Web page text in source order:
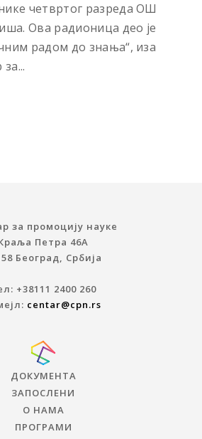
четвртог разреда ОШ
Ова радионица део је
радом до знања“, иза
за промоцију науке
Петра 46A
Београд, Србија
+38111 2400 260
centar@cpn.rs
ДОКУМЕНТА
ЗАПОСЛЕНИ
О НАМА
ПРОГРАМИ